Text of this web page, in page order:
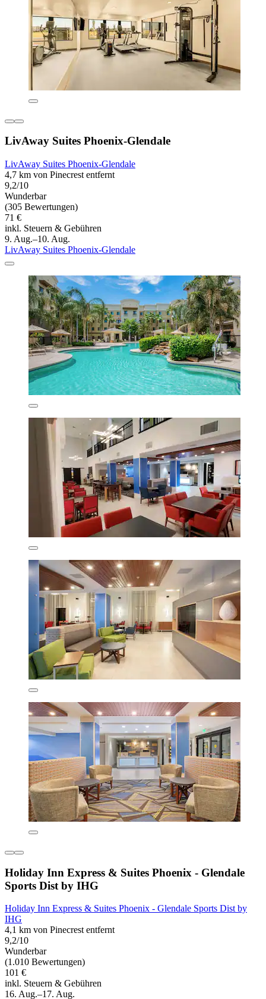
LivAway Suites Phoenix-Glendale
LivAway Suites Phoenix-Glendale
4,7 km von Pinecrest entfernt
9,2/10
Wunderbar
(305 Bewertungen)
71 €
inkl. Steuern & Gebühren
9. Aug.–10. Aug.
LivAway Suites Phoenix-Glendale
Holiday Inn Express & Suites Phoenix - Glendale
Sports Dist by IHG
Holiday Inn Express & Suites Phoenix - Glendale Sports Dist by
IHG
4,1 km von Pinecrest entfernt
9,2/10
Wunderbar
(1.010 Bewertungen)
101 €
inkl. Steuern & Gebühren
16. Aug.–17. Aug.